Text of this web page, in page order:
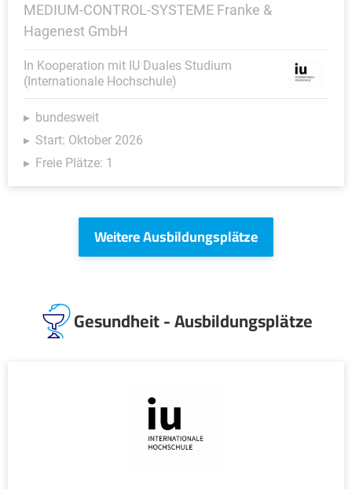
MEDIUM-CONTROL-SYSTEME Franke &
Hagenest GmbH
In Kooperation mit IU Duales Studium
(Internationale Hochschule)
bundesweit
Start: Oktober 2026
Freie Plätze: 1
Weitere Ausbildungsplätze
Gesundheit - Ausbildungsplätze